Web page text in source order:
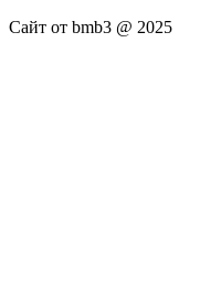
Сайт от bmb3 @ 2025